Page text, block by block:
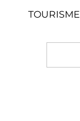
TOURISME